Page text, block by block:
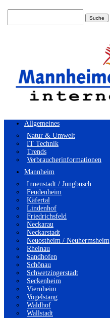
Allgemeines
Natur & Umwelt
IT Technik
Trends
Verbraucherinformationen
Mannheim
Innenstadt / Jungbusch
Feudenheim
Käfertal
Lindenhof
Friedrichsfeld
Neckarau
Neckarstadt
Neuostheim / Neuhermsheim
Rheinau
Sandhofen
Schönau
Schwetzingerstadt
Seckenheim
Viernheim
Vogelstang
Waldhof
Wallstadt